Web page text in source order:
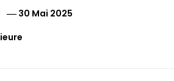
30 Mai 2025